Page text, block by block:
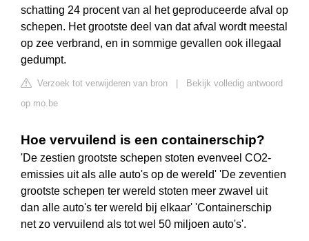
schatting 24 procent van al het geproduceerde afval op
schepen. Het grootste deel van dat afval wordt meestal
op zee verbrand, en in sommige gevallen ook illegaal
gedumpt.
Verzoek tot verwijderen van bron
Bekijk volledig antwoord
op mo.be
Hoe vervuilend is een containerschip?
'De zestien grootste schepen stoten evenveel CO2-
emissies uit als alle auto's op de wereld' 'De zeventien
grootste schepen ter wereld stoten meer zwavel uit
dan alle auto's ter wereld bij elkaar' 'Containerschip
net zo vervuilend als tot wel 50 miljoen auto's'.